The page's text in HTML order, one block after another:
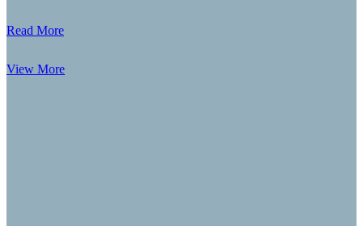
Read More
View More